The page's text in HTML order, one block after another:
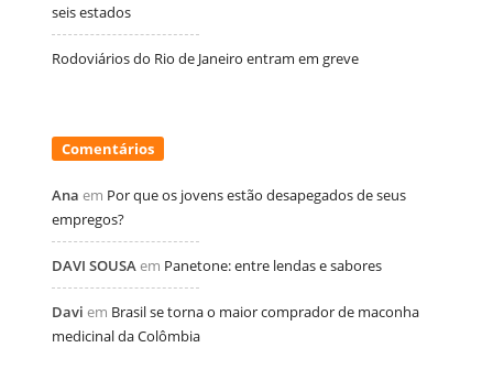
seis estados
Rodoviários do Rio de Janeiro entram em greve
Comentários
Ana em Por que os jovens estão desapegados de seus
empregos?
DAVI SOUSAem Panetone: entre lendas e sabores
Davi em Brasil se torna o maior comprador de maconha
medicinal da Colômbia